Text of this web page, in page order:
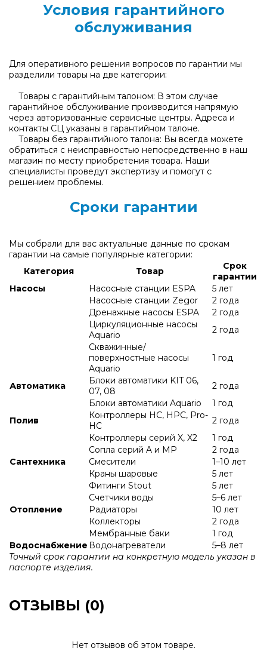
Условия гарантийного
обслуживания
Для оперативного решения вопросов по гарантии мы
разделили товары на две категории:
Товары с гарантийным талоном: В этом случае
гарантийное обслуживание производится напрямую
через авторизованные сервисные центры. Адреса и
контакты СЦ указаны в гарантийном талоне.
Товары без гарантийного талона: Вы всегда можете
обратиться с неисправностью непосредственно в наш
магазин по месту приобретения товара. Наши
специалисты проведут экспертизу и помогут с
решением проблемы.
Сроки гарантии
Мы собрали для вас актуальные данные по срокам
гарантии на самые популярные категории:
Категория
Товар
Срок
гарантии
Насосы
Насосные станции ESPA
5 лет
Насосные станции Zegor
2 года
Дренажные насосы ESPA
2 года
Циркуляционные насосы
Aquario
2 года
Скважинные/
поверхностные насосы
Aquario
1 год
Автоматика
Блоки автоматики KIT 06,
07, 08
2 года
Блоки автоматики Aquario
1 год
Полив
Контроллеры HC, HPC, Pro-
HC
2 года
Контроллеры серий X, X2
1 год
Сопла серий A и МР
2 года
Сантехника
Смесители
1–10 лет
Краны шаровые
5 лет
Фитинги Stout
5 лет
Счетчики воды
5–6 лет
Отопление
Радиаторы
10 лет
Коллекторы
2 года
Мембранные баки
1 год
Водоснабжение Водонагреватели
5–8 лет
Точный срок гарантии на конкретную модель указан в
паспорте изделия.
ОТЗЫВЫ (0)
Нет отзывов об этом товаре.